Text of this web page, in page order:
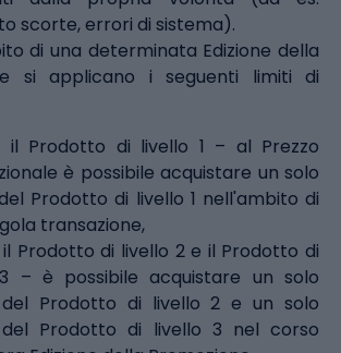
scorte, errori di sistema).
di una determinata Edizione della
si applicano i seguenti limiti di
Prodotto di livello 1 – al Prezzo
è possibile acquistare un solo
Prodotto di livello 1 nell'ambito di
transazione,
Prodotto di livello 2 e il Prodotto di
– è possibile acquistare un solo
Prodotto di livello 2 e un solo
Prodotto di livello 3 nel corso